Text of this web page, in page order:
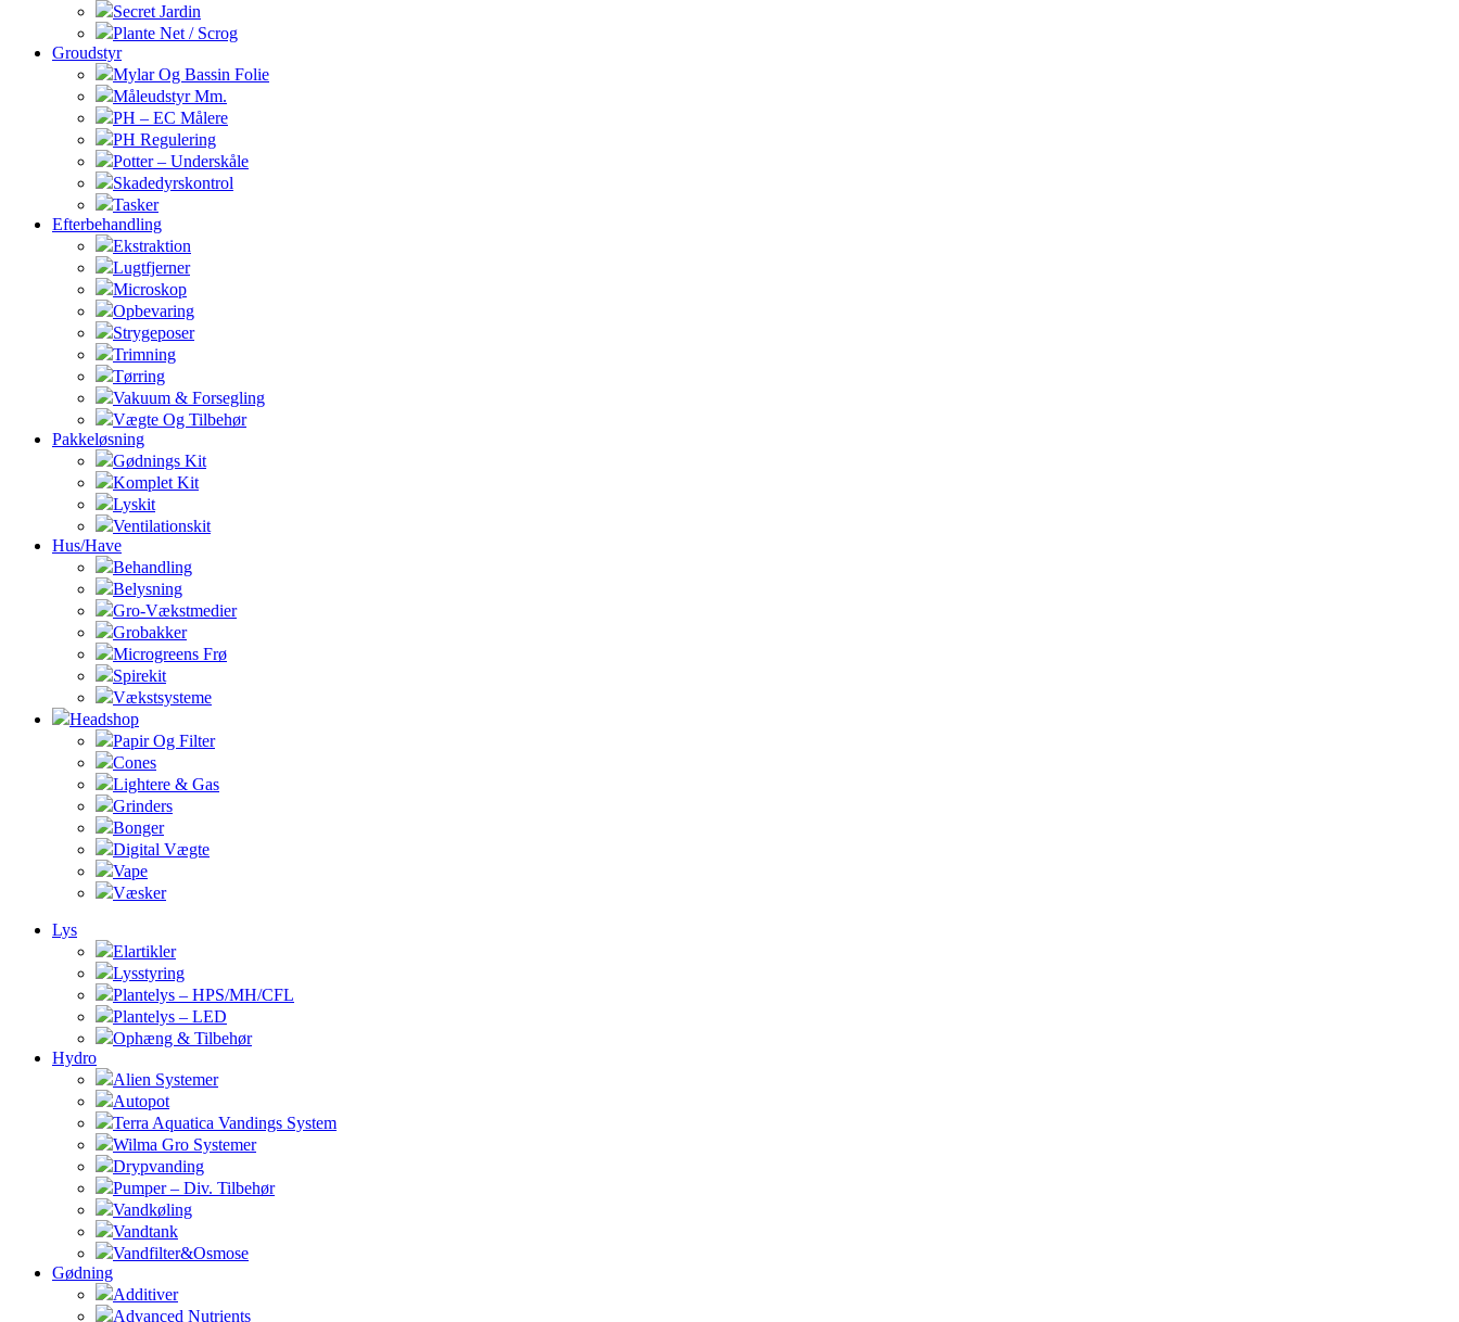
Secret Jardin
Plante Net / Scrog
Groudstyr
Mylar Og Bassin Folie
Måleudstyr Mm.
PH – EC Målere
PH Regulering
Potter – Underskåle
Skadedyrskontrol
Tasker
Efterbehandling
Ekstraktion
Lugtfjerner
Microskop
Opbevaring
Strygeposer
Trimning
Tørring
Vakuum & Forsegling
Vægte Og Tilbehør
Pakkeløsning
Gødnings Kit
Komplet Kit
Lyskit
Ventilationskit
Hus/Have
Behandling
Belysning
Gro-Vækstmedier
Grobakker
Microgreens Frø
Spirekit
Vækstsysteme
Headshop
Papir Og Filter
Cones
Lightere & Gas
Grinders
Bonger
Digital Vægte
Vape
Væsker
Lys
Elartikler
Lysstyring
Plantelys – HPS/MH/CFL
Plantelys – LED
Ophæng & Tilbehør
Hydro
Alien Systemer
Autopot
Terra Aquatica Vandings System
Wilma Gro Systemer
Drypvanding
Pumper – Div. Tilbehør
Vandkøling
Vandtank
Vandfilter&Osmose
Gødning
Additiver
Advanced Nutrients